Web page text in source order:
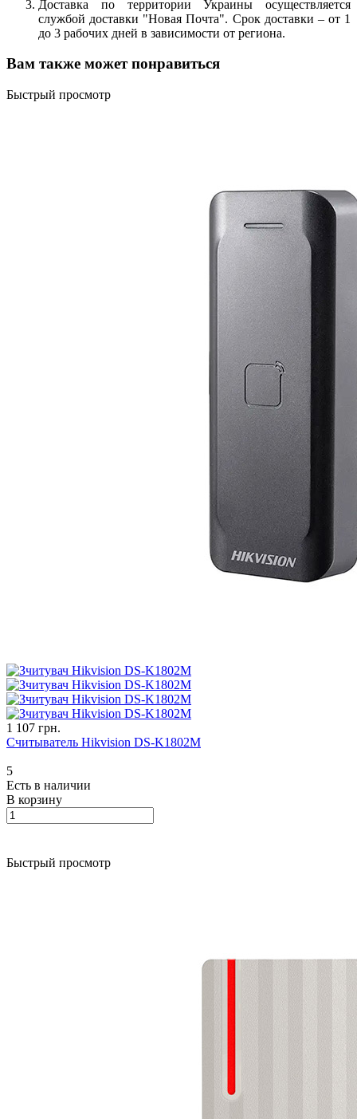
Доставка по территории Украины осуществляется
службой доставки "Новая Почта". Срок доставки – от 1
до 3 рабочих дней в зависимости от региона.
Вам также может понравиться
Быстрый просмотр
1 107 грн.
Считыватель Hikvision DS-K1802M
5
Есть в наличии
В корзину
Быстрый просмотр